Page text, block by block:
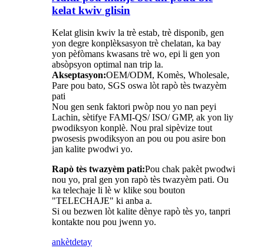
kelat kwiv glisin
Kelat glisin kwiv la trè estab, trè disponib, gen
yon degre konplèksasyon trè chelatan, ka bay
yon pèfòmans kwasans trè wo, epi li gen yon
absòpsyon optimal nan trip la.
Akseptasyon:OEM/ODM, Komès, Wholesale,
Pare pou bato, SGS oswa lòt rapò tès twazyèm
pati
Nou gen senk faktori pwòp nou yo nan peyi
Lachin, sètifye FAMI-QS/ ISO/ GMP, ak yon liy
pwodiksyon konplè. Nou pral sipèvize tout
pwosesis pwodiksyon an pou ou pou asire bon
jan kalite pwodwi yo.
Rapò tès twazyèm pati:Pou chak pakèt pwodwi
nou yo, pral gen yon rapò tès twazyèm pati. Ou
ka telechaje li lè w klike sou bouton
"TELECHAJE" ki anba a.
Si ou bezwen lòt kalite dènye rapò tès yo, tanpri
kontakte nou pou jwenn yo.
ankètdetay